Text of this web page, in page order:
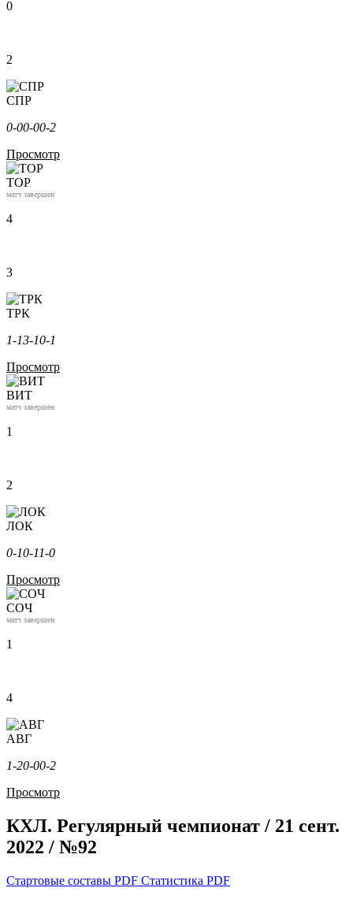
0
2
СПР
0-00-00-2
Просмотр
ТОР
матч завершен
4
3
ТРК
1-13-10-1
Просмотр
ВИТ
матч завершен
1
2
ЛОК
0-10-11-0
Просмотр
СОЧ
матч завершен
1
4
АВГ
1-20-00-2
Просмотр
КХЛ. Регулярный чемпионат / 21 сент.
2022 / №92
Стартовые составы PDF Статистика PDF